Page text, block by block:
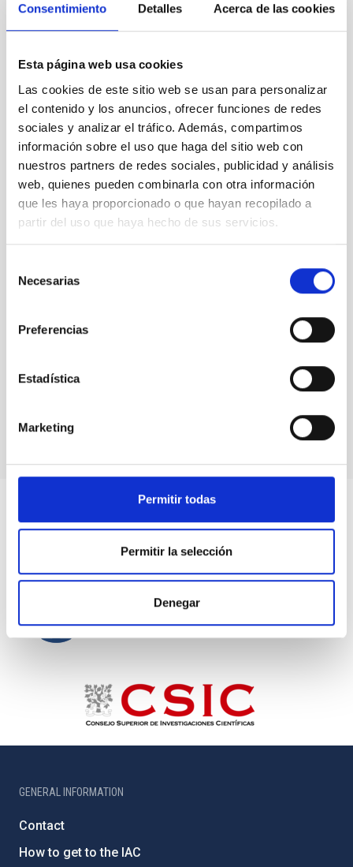
Consentimiento Detalles Acerca de las cookies
Esta página web usa cookies
Las cookies de este sitio web se usan para personalizar
el contenido y los anuncios, ofrecer funciones de redes
sociales y analizar el tráfico. Además, compartimos
información sobre el uso que haga del sitio web con
nuestros partners de redes sociales, publicidad y análisis
web, quienes pueden combinarla con otra información
que les haya proporcionado o que hayan recopilado a
partir del uso que haya hecho de sus servicios.
Necesarias
Preferencias
Estadística
Marketing
Permitir todas
Permitir la selección
Denegar
HERMES
HERMES
InstrumentSpectrograph
LCO's Network of Robotic Echelle Spectrographs
GENERAL INFORMATION
Contact
How to get to the IAC